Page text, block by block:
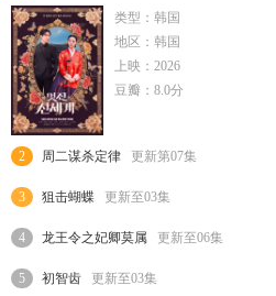
类型：韩国
地区：韩国
上映：2026
豆瓣：8.0分
2 周二谋杀定律 更新第07集
3 狙击蝴蝶 更新至03集
4 龙王令之妃卿莫属 更新至06集
5 初智齿 更新至03集